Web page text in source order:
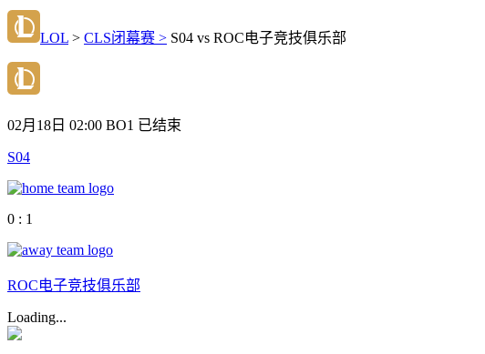
LOL > CLS闭幕赛 > S04 vs ROC电子竞技俱乐部
02月18日 02:00 BO1 已结束
S04
0 : 1
ROC电子竞技俱乐部
Loading...